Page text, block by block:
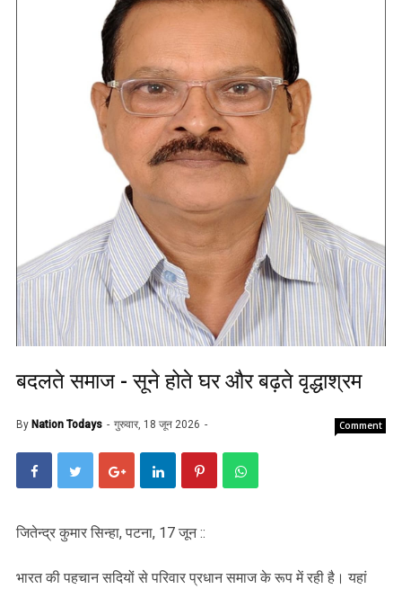
बदलते समाज - सूने होते घर और बढ़ते वृद्धाश्रम
By Nation Todays गुरुवार, 18 जून 2026 Comment
जितेन्द्र कुमार सिन्हा, पटना, 17 जून ::
भारत की पहचान सदियों से परिवार प्रधान समाज के रूप में रही है। यहां